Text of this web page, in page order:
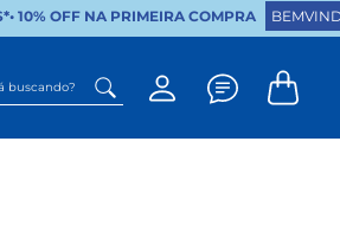
• 10% OFF NA PRIMEIRA COMPRA
está buscando?